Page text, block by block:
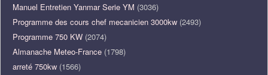
Manuel Entretien Yanmar Serie YM (3036)
Programme des cours chef mecanicien 3000kw (2493)
Programme 750 KW (2074)
Almanache Meteo-France (1798)
arreté 750kw (1566)